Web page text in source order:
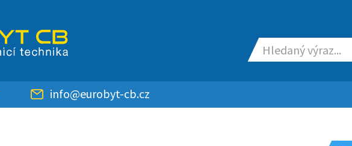
info@eurobyt-cb.cz